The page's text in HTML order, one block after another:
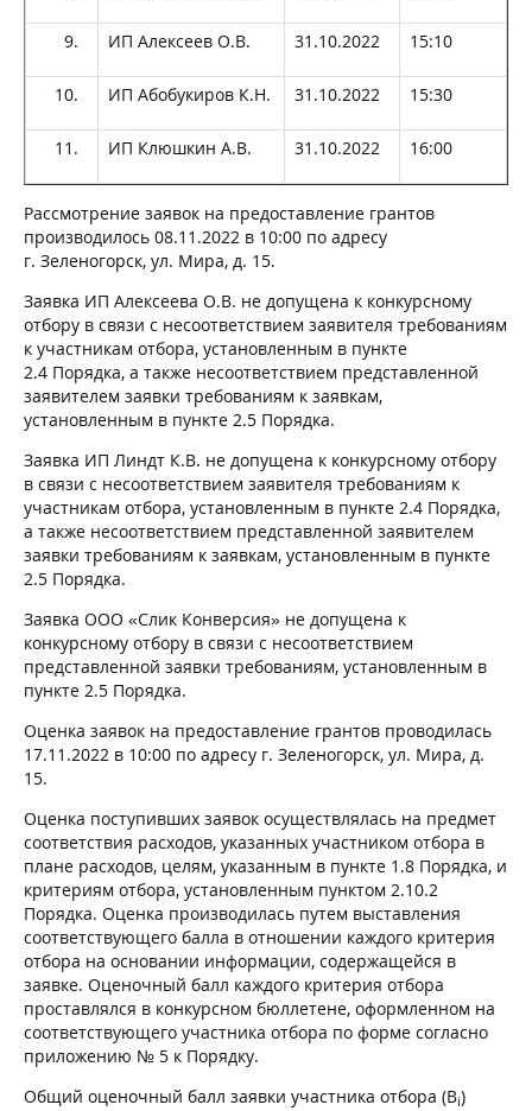
ИП Алексеев О.В. 31.10.2022 15:10
ИП Абобукиров К.Н. 31.10.2022 15:30
ИП Клюшкин А.В. 31.10.2022 16:00
Рассмотрение заявок на предоставление грантов
производилось 08.11.2022 в 10:00 по адресу
г. Зеленогорск, ул. Мира, д. 15.
Заявка ИП Алексеева О.В. не допущена к конкурсному
отбору в связи с несоответствием заявителя требованиям
к участникам отбора, установленным в пункте
2.4 Порядка, а также несоответствием представленной
заявителем заявки требованиям к заявкам,
установленным в пункте 2.5 Порядка.
Заявка ИП Линдт К.В. не допущена к конкурсному отбору
в связи с несоответствием заявителя требованиям к
участникам отбора, установленным в пункте 2.4 Порядка,
а также несоответствием представленной заявителем
заявки требованиям к заявкам, установленным в пункте
2.5 Порядка.
Заявка ООО «Слик Конверсия» не допущена к
конкурсному отбору в связи с несоответствием
представленной заявки требованиям, установленным в
пункте 2.5 Порядка.
Оценка заявок на предоставление грантов проводилась
17.11.2022 в 10:00 по адресу г. Зеленогорск, ул. Мира, д.
15.
Оценка поступивших заявок осуществлялась на предмет
соответствия расходов, указанных участником отбора в
плане расходов, целям, указанным в пункте 1.8 Порядка, и
критериям отбора, установленным пунктом 2.10.2
Порядка. Оценка производилась путем выставления
соответствующего балла в отношении каждого критерия
отбора на основании информации, содержащейся в
заявке. Оценочный балл каждого критерия отбора
проставлялся в конкурсном бюллетене, оформленном на
соответствующего участника отбора по форме согласно
приложению № 5 к Порядку.
Общий оценочный балл заявки участника отбора (Bi)